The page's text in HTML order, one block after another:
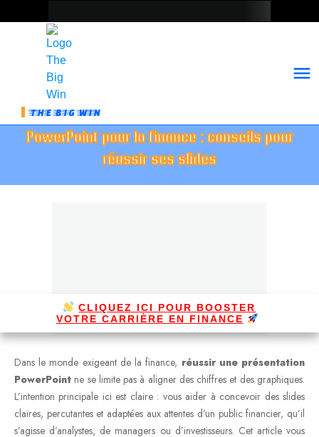
THE BIG WIN
PowerPoint pour la finance : conseils pour
réussir ses slides
CLIQUEZ ICI POUR BOOSTER
VOTRE CARRIÈRE EN FINANCE
Dans le monde exigeant de la finance, réussir une présentation
PowerPoint ne se limite pas à aligner des chiffres et des graphiques.
L’intention principale ici est claire : vous aider à concevoir des slides
claires, percutantes et adaptées aux attentes d’un public financier, qu’il
s’agisse d’analystes, de managers ou d’investisseurs. Cet article vous